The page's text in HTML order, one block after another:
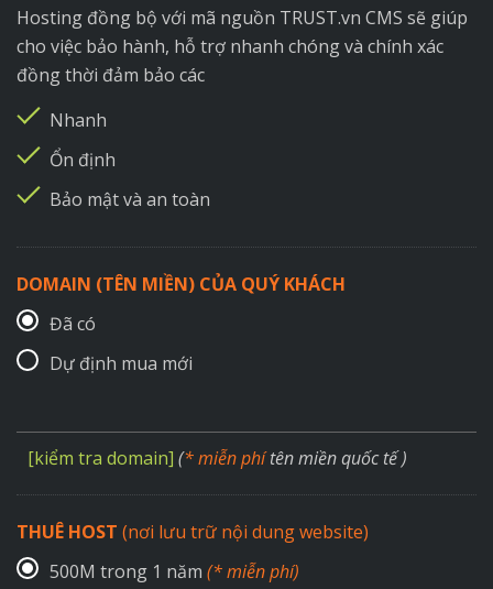
Hosting đồng bộ với mã nguồn TRUST.vn CMS sẽ giúp
cho việc bảo hành, hỗ trợ nhanh chóng và chính xác
đồng thời đảm bảo các
Nhanh
Ổn định
Bảo mật và an toàn
DOMAIN (TÊN MIỀN) CỦA QUÝ KHÁCH
Đã có
Dự định mua mới
[kiểm tra domain] (* miễn phítên miền quốc tế )
THUÊ HOST (nơi lưu trữ nội dung website)
500M trong 1 năm (* miễn phí)